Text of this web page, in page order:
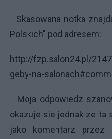
Skasowana notka
Polskich" pod adresem:
http://fzp.salon24.pl/
geby-na-
Moja odpowiedz
okazuje sie jednak ze ta
jako komentarz przez